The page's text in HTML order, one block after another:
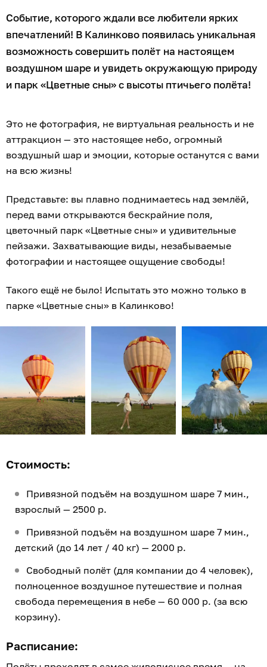
Событие, которого ждали все любители ярких
впечатлений! В Калинково появилась уникальная
возможность совершить полёт на настоящем
воздушном шаре и увидеть окружающую природу
и парк «Цветные сны» с высоты птичьего полёта!
Это не фотография, не виртуальная реальность и не
аттракцион — это настоящее небо, огромный
воздушный шар и эмоции, которые останутся с вами
на всю жизнь!
Представьте: вы плавно поднимаетесь над землёй,
перед вами открываются бескрайние поля,
цветочный парк «Цветные сны» и удивительные
пейзажи. Захватывающие виды, незабываемые
фотографии и настоящее ощущение свободы!
Такого ещё не было! Испытать это можно только в
парке «Цветные сны» в Калинково!
Стоимость:
Привязной подъём на воздушном шаре 7 мин.,
взрослый — 2500 р.
Привязной подъём на воздушном шаре 7 мин.,
детский (до 14 лет / 40 кг) — 2000 р.
Свободный полёт (для компании до 4 человек),
полноценное воздушное путешествие и полная
свобода перемещения в небе — 60 000 р. (за всю
корзину).
Расписание: